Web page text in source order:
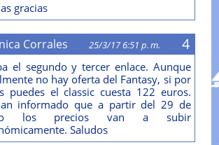
gracias
Corrales 25/3/17 6:51 p. m.
el segundo y tercer enlace. Aunque
no hay oferta del Fantasy, si por
puedes el classic cuesta 122 euros.
informado que a partir del 29 de
los precios van a subir
Saludos